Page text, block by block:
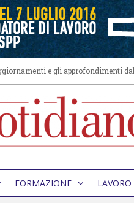
e gli approfondimenti dal
FORMAZIONE